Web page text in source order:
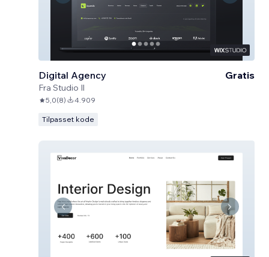
Digital Agency
Fra Studio Il
Gratis
5,0(8) 4.909
Tilpasset kode